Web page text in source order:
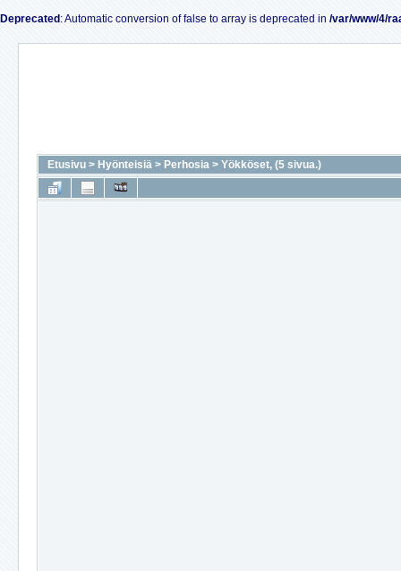
Deprecated : Automatic conversion of false to array is deprecated in /var/www/4/
Etusivu > Hyönteisiä > Perhosia > Yökköset, (5 sivua.)